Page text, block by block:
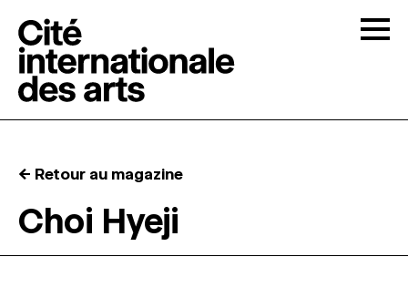
RÉSIDENCES ↓
← Retour au magazine
Choi Hyeji